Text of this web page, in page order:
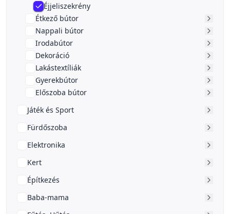
Éjjeliszekrény
Étkező bútor
Nappali bútor
Irodabútor
Dekoráció
Lakástextíliák
Gyerekbútor
Előszoba bútor
Játék és Sport
Fürdőszoba
Elektronika
Kert
Építkezés
Baba-mama